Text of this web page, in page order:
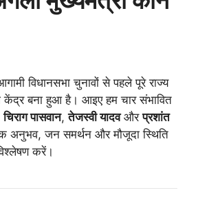
विधानसभा चुनावों से पहले पूरे राज्य
केंद्र बना हुआ है। आइए हम चार संभावित
चिराग पासवान,तेजस्वी यादवऔरप्रशांत
अनुभव, जन समर्थन और मौजूदा स्थिति
करें।